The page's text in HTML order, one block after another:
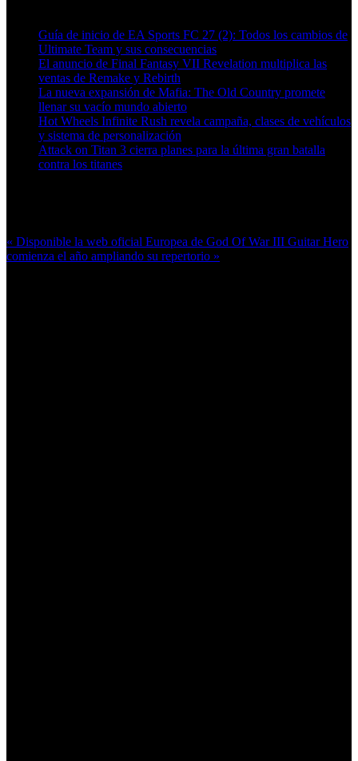
Guía de inicio de EA Sports FC 27 (2): Todos los cambios de
Ultimate Team y sus consecuencias
El anuncio de Final Fantasy VII Revelation multiplica las
ventas de Remake y Rebirth
La nueva expansión de Mafia: The Old Country promete
llenar su vacío mundo abierto
Hot Wheels Infinite Rush revela campaña, clases de vehículos
y sistema de personalización
Attack on Titan 3 cierra planes para la última gran batalla
contra los titanes
« Disponible la web oficial Europea de God Of War III Guitar Hero
comienza el año ampliando su repertorio »